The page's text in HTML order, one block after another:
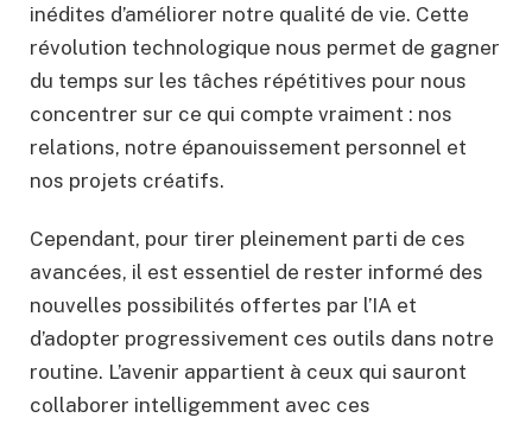
inédites d’améliorer notre qualité de vie. Cette
révolution technologique nous permet de gagner
du temps sur les tâches répétitives pour nous
concentrer sur ce qui compte vraiment : nos
relations, notre épanouissement personnel et
nos projets créatifs.
Cependant, pour tirer pleinement parti de ces
avancées, il est essentiel de rester informé des
nouvelles possibilités offertes par l’IA et
d’adopter progressivement ces outils dans notre
routine. L’avenir appartient à ceux qui sauront
collaborer intelligemment avec ces